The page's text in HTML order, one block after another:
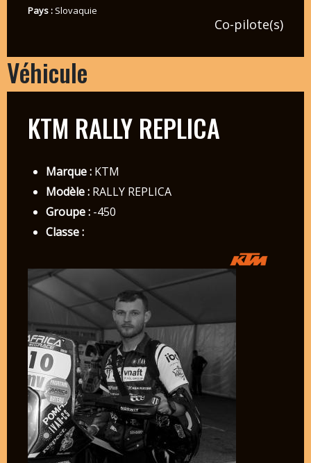
Pays : Slovaquie
Co-pilote(s)
Véhicule
KTM RALLY REPLICA
Marque :KTM
Modèle :RALLY REPLICA
Groupe :-450
Classe :